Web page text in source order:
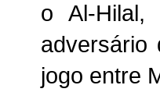
o Al-
adversário
jogo entre